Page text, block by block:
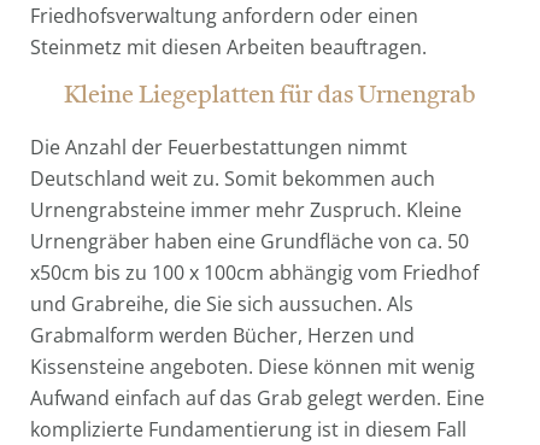
Friedhofsverwaltung anfordern oder einen
Steinmetz mit diesen Arbeiten beauftragen.
Kleine Liegeplatten für das Urnengrab
Die Anzahl der Feuerbestattungen nimmt
Deutschland weit zu. Somit bekommen auch
Urnengrabsteine immer mehr Zuspruch. Kleine
Urnengräber haben eine Grundfläche von ca. 50
x50cm bis zu 100 x 100cm abhängig vom Friedhof
und Grabreihe, die Sie sich aussuchen. Als
Grabmalform werden Bücher, Herzen und
Kissensteine angeboten. Diese können mit wenig
Aufwand einfach auf das Grab gelegt werden. Eine
komplizierte Fundamentierung ist in diesem Fall